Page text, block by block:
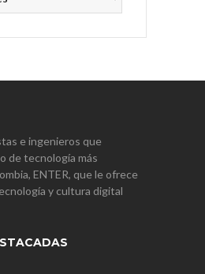
e ingenieros que
de tecnología más
ENTER, que le ofrece
y cultura digital